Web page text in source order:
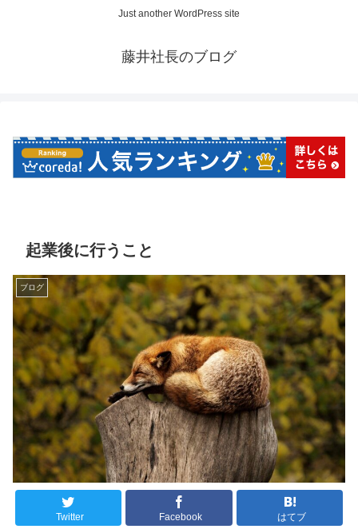
Just another WordPress site
藤井社長のブログ
起業後に行うこと
ブログ
Twitter Facebook はてブ